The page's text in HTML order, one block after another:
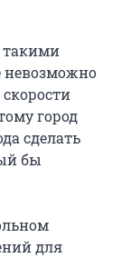
такими
невозможно
город
сделать
бы
для